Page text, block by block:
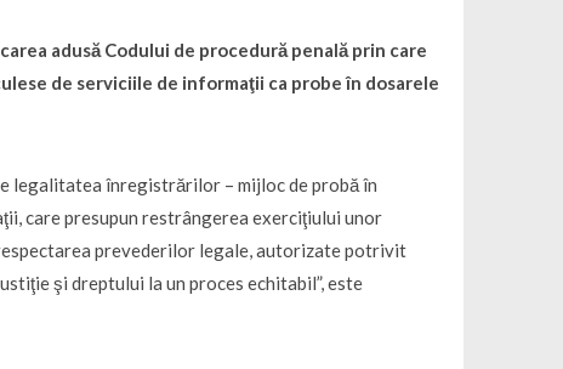
adusă Codului de procedură penală prin care
de serviciile de informaţii ca probe în dosarele
legalitatea înregistrărilor – mijloc de probă în
care presupun restrângerea exerciţiului unor
prevederilor legale, autorizate potrivit
şi dreptului la un proces echitabil”, este